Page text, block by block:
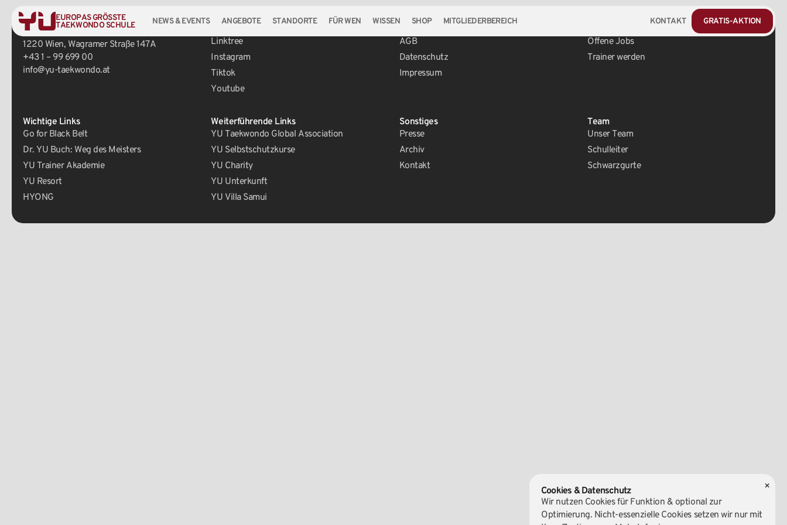
EUROPAS GRÖSSTE
TAEKWONDO SCHULE
NEWS & EVENTS ANGEBOTE STANDORTE FÜR WEN WISSEN SHOP MITGLIEDERBEREICH KONTAKT GRATIS-AKTION
Zentrale
1220 Wien, Wagramer Straße 147A
+43 1 – 99 699 00
info@yu-taekwondo.at
Linktree
Instagram
Tiktok
Youtube
AGB
Datenschutz
Impressum
Offene Jobs
Trainer werden
Wichtige Links
Go for Black Belt
Dr. YU Buch: Weg des Meisters
YU Trainer Akademie
YU Resort
HYONG
Weiterführende Links
YU Taekwondo Global Association
YU Selbstschutzkurse
YU Charity
YU Unterkunft
YU Villa Samui
Sonstiges
Presse
Archiv
Kontakt
Team
Unser Team
Schulleiter
Schwarzgurte
×
Cookies & Datenschutz
Wir nutzen Cookies für Funktion & optional zur
Optimierung. Nicht-essenzielle Cookies setzen wir nur mit